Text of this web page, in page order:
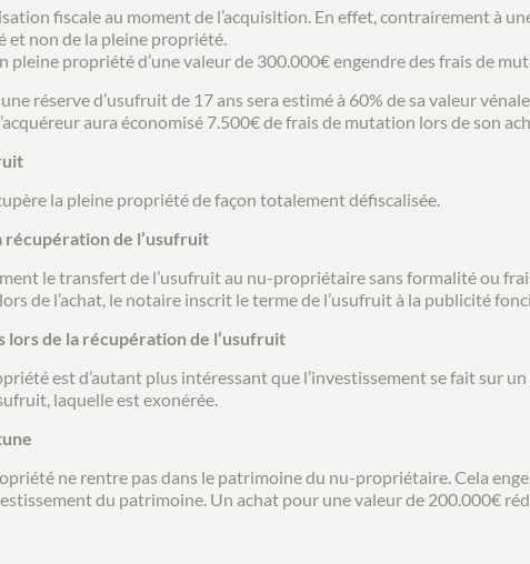
fiscale au moment de l’acquisition. En effet, contrairement à
non de la pleine propriété.
pleine propriété d’une valeur de 300.000€ engendre des frais de
réserve d’usufruit de 17 ans sera estimé à 60% de sa valeur
aura économisé 7.500€ de frais de mutation lors de son
la pleine propriété de façon totalement défiscalisée.
récupération de l’usufruit
le transfert de l’usufruit au nu-propriétaire sans formalité ou
de l’achat, le notaire inscrit le terme de l’usufruit à la publicité
lors de la récupération de l’usufruit
est d’autant plus intéressant que l’investissement se fait
laquelle est exonérée.
ne rentre pas dans le patrimoine du nu-propriétaire. Cela
du patrimoine. Un achat pour une valeur de 200.000€